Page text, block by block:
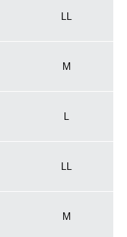
LL
M
L
LL
M